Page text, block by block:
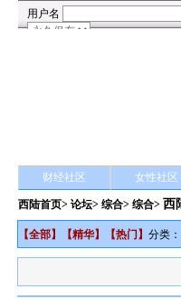
财经社区 女性社区
西陆首页>论坛>综合> 综合> 西
【全部】【精华】【热门 】分类